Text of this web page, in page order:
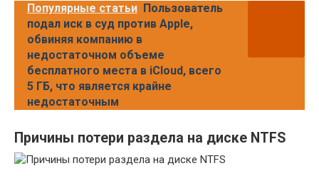
Популярные статьи Пользователь
подал иск в суд против Apple,
обвиняя компанию в
недостаточном объеме
бесплатного места в iCloud, всего
5 ГБ, что является крайне
недостаточным
Причины потери раздела на диске NTFS